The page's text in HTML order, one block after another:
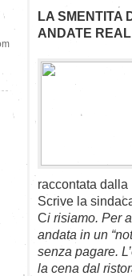
LA SMENTITA
ANDATE
raccontata
Scrive la
Ci risiamo. Per
andata in un
senza pagare.
la cena dal